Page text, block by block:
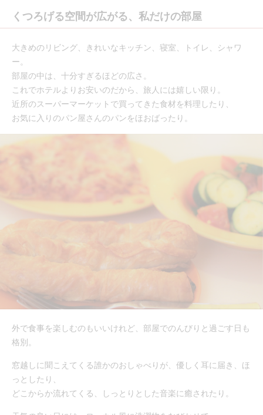
くつろげる空間が広がる、私だけの部屋
大きめのリビング、きれいなキッチン、寝室、トイレ、シャワ
ー。
部屋の中は、十分すぎるほどの広さ。
これでホテルよりお安いのだから、旅人には嬉しい限り。
近所のスーパーマーケットで買ってきた食材を料理したり、
お気に入りのパン屋さんのパンをほおばったり。
外で食事を楽しむのもいいけれど、部屋でのんびりと過ごす日も
格別。
窓越しに聞こえてくる誰かのおしゃべりが、優しく耳に届き、ほ
っとしたり、
どこからか流れてくる、しっとりとした音楽に癒されたり。